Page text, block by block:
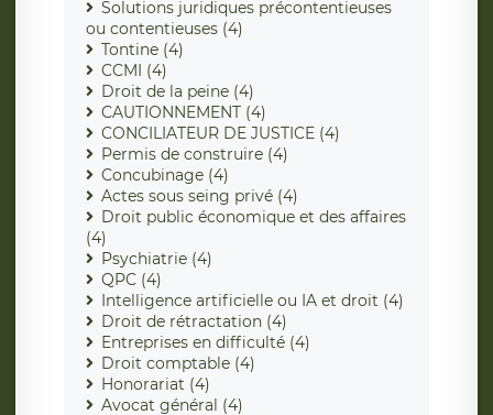
Solutions juridiques précontentieuses
ou contentieuses (4)
Tontine (4)
CCMI (4)
Droit de la peine (4)
CAUTIONNEMENT (4)
CONCILIATEUR DE JUSTICE (4)
Permis de construire (4)
Concubinage (4)
Actes sous seing privé (4)
Droit public économique et des affaires
(4)
Psychiatrie (4)
QPC (4)
Intelligence artificielle ou IA et droit (4)
Droit de rétractation (4)
Entreprises en difficulté (4)
Droit comptable (4)
Honorariat (4)
Avocat général (4)